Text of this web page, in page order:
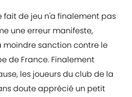
fait de jeu n'a finalement pas
une erreur manifeste,
moindre sanction contre le
de France. Finalement
les joueurs du club de la
doute apprécié un petit